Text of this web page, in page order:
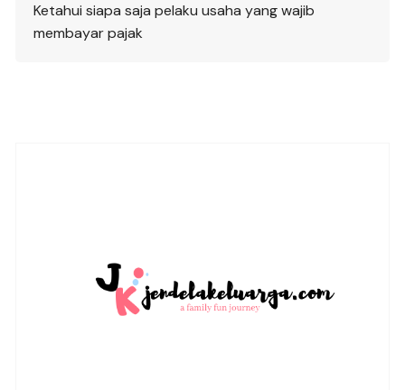
Ketahui siapa saja pelaku usaha yang wajib
membayar pajak